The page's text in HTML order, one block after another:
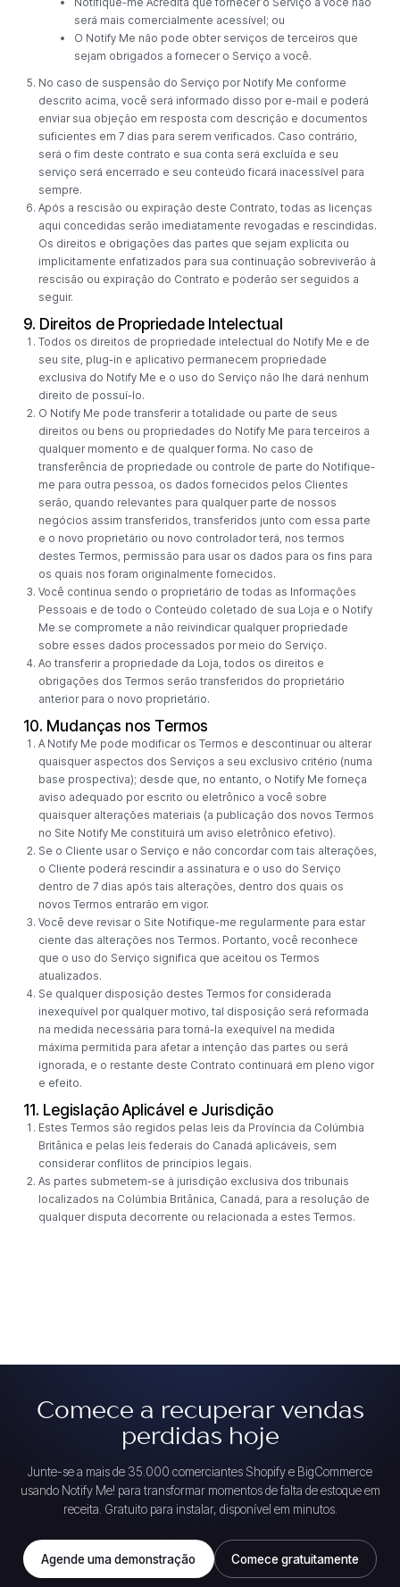
será mais comercialmente acessível; ou
O Notify Me não pode obter serviços de terceiros que
sejam obrigados a fornecer o Serviço a você.
No caso de suspensão do Serviço por Notify Me conforme
descrito acima, você será informado disso por e-mail e poderá
enviar sua objeção em resposta com descrição e documentos
suficientes em 7 dias para serem verificados. Caso contrário,
será o fim deste contrato e sua conta será excluída e seu
serviço será encerrado e seu conteúdo ficará inacessível para
sempre.
Após a rescisão ou expiração deste Contrato, todas as licenças
aqui concedidas serão imediatamente revogadas e rescindidas.
Os direitos e obrigações das partes que sejam explícita ou
implicitamente enfatizados para sua continuação sobreviverão à
rescisão ou expiração do Contrato e poderão ser seguidos a
seguir.
9. Direitos de Propriedade Intelectual
Todos os direitos de propriedade intelectual do Notify Me e de
seu site, plug-in e aplicativo permanecem propriedade
exclusiva do Notify Me e o uso do Serviço não lhe dará nenhum
direito de possuí-lo.
O Notify Me pode transferir a totalidade ou parte de seus
direitos ou bens ou propriedades do Notify Me para terceiros a
qualquer momento e de qualquer forma. No caso de
transferência de propriedade ou controle de parte do Notifique-
me para outra pessoa, os dados fornecidos pelos Clientes
serão, quando relevantes para qualquer parte de nossos
negócios assim transferidos, transferidos junto com essa parte
e o novo proprietário ou novo controlador terá, nos termos
destes Termos, permissão para usar os dados para os fins para
os quais nos foram originalmente fornecidos.
Você continua sendo o proprietário de todas as Informações
Pessoais e de todo o Conteúdo coletado de sua Loja e o Notify
Me se compromete a não reivindicar qualquer propriedade
sobre esses dados processados ​​por meio do Serviço.
Ao transferir a propriedade da Loja, todos os direitos e
obrigações dos Termos serão transferidos do proprietário
anterior para o novo proprietário.
10. Mudanças nos Termos
A Notify Me pode modificar os Termos e descontinuar ou alterar
quaisquer aspectos dos Serviços a seu exclusivo critério (numa
base prospectiva); desde que, no entanto, o Notify Me forneça
aviso adequado por escrito ou eletrônico a você sobre
quaisquer alterações materiais (a publicação dos novos Termos
no Site Notify Me constituirá um aviso eletrônico efetivo).
Se o Cliente usar o Serviço e não concordar com tais alterações,
o Cliente poderá rescindir a assinatura e o uso do Serviço
dentro de 7 dias após tais alterações, dentro dos quais os
novos Termos entrarão em vigor.
Você deve revisar o Site Notifique-me regularmente para estar
ciente das alterações nos Termos. Portanto, você reconhece
que o uso do Serviço significa que aceitou os Termos
atualizados.
Se qualquer disposição destes Termos for considerada
inexequível por qualquer motivo, tal disposição será reformada
na medida necessária para torná-la exequível na medida
máxima permitida para afetar a intenção das partes ou será
ignorada, e o restante deste Contrato continuará em pleno vigor
e efeito.
11. Legislação Aplicável e Jurisdição
Estes Termos são regidos pelas leis da Província da Colúmbia
Britânica e pelas leis federais do Canadá aplicáveis, sem
considerar conflitos de princípios legais.
As partes submetem-se à jurisdição exclusiva dos tribunais
localizados na Colúmbia Britânica, Canadá, para a resolução de
qualquer disputa decorrente ou relacionada a estes Termos.
Comece a recuperar vendas
perdidas hoje
Junte-se a mais de 35.000 comerciantes Shopify e BigCommerce
usando Notify Me! para transformar momentos de falta de estoque em
receita. Gratuito para instalar, disponível em minutos.
Agende uma demonstração Comece gratuitamente